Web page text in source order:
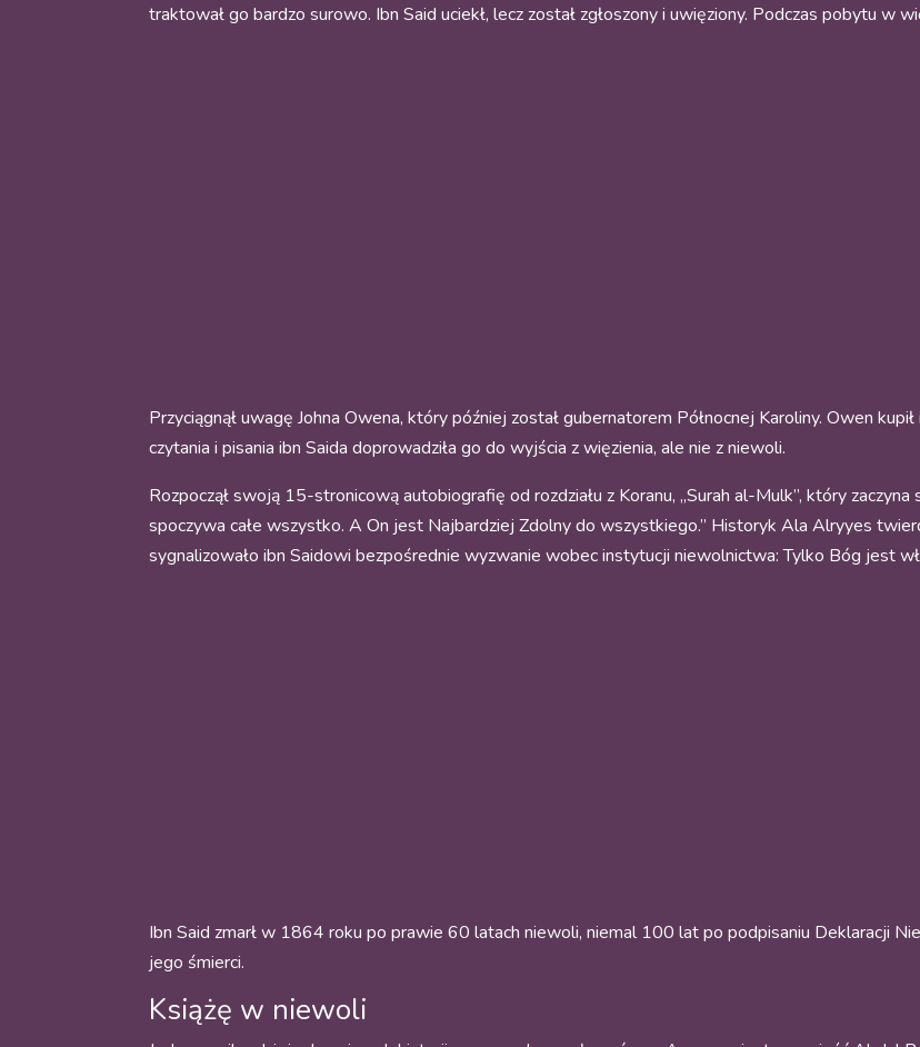
traktował go bardzo surowo. Ibn Said uciekł, lecz został zgłoszony i uwięziony. Podczas pobytu w
Przyciągnął uwagę Johna Owena, który później został gubernatorem Północnej Karoliny. Owen
czytania i pisania ibn Saida doprowadziła go do wyjścia z więzienia, ale nie z niewoli.
Rozpoczął swoją 15-stronicową autobiografię od rozdziału z Koranu, „Surah al-Mulk”, który
spoczywa całe wszystko. A On jest Najbardziej Zdolny do wszystkiego.” Historyk Ala Alryyes
sygnalizowało ibn Saidowi bezpośrednie wyzwanie wobec instytucji niewolnictwa: Tylko Bóg jest
Ibn Said zmarł w 1864 roku po prawie 60 latach niewoli, niemal 100 lat po podpisaniu Deklaracji
jego śmierci.
Książę w niewoli